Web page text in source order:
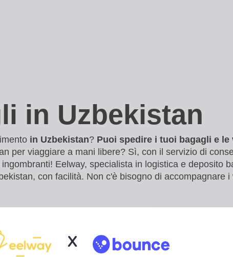
in Uzbekistan
in Uzbekistan? Puoi spedire i tuoi bagagli e
per viaggiare a mani libere? Sì, con il servizio di
Eelway, specialista in logistica e deposito
con facilità. Non c'è bisogno di accompagnare i
X